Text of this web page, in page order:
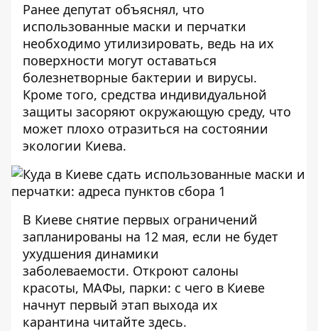
Ранее депутат объяснял, что
использованные маски и перчатки
необходимо утилизировать, ведь на их
поверхности могут оставаться
болезнетворные бактерии и вирусы.
Кроме того, средства индивидуальной
защиты засоряют окружающую среду, что
может плохо отразиться на состоянии
экологии Киева.
В Киеве снятие первых ограничений
запланированы на 12 мая, если не будет
ухудшения динамики
заболеваемости. Откроют салоны
красоты, МАФы, парки: с чего в Киеве
начнут первый этап выхода их
карантина читайте здесь.